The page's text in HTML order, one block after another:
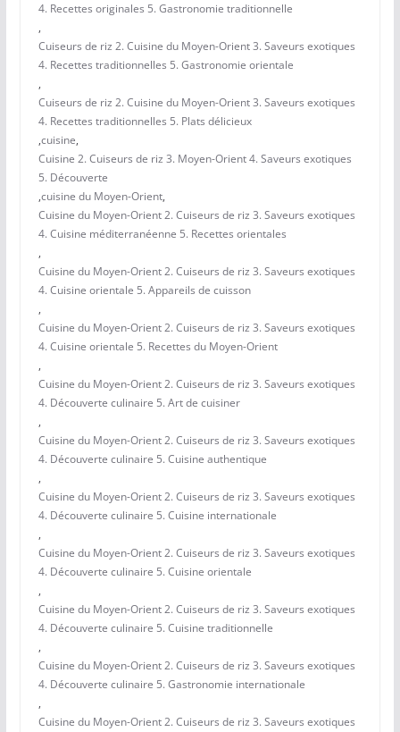
4. Recettes originales 5. Gastronomie traditionnelle
,
Cuiseurs de riz 2. Cuisine du Moyen-Orient 3. Saveurs exotiques
4. Recettes traditionnelles 5. Gastronomie orientale
,
Cuiseurs de riz 2. Cuisine du Moyen-Orient 3. Saveurs exotiques
4. Recettes traditionnelles 5. Plats délicieux
,cuisine,
Cuisine 2. Cuiseurs de riz 3. Moyen-Orient 4. Saveurs exotiques
5. Découverte
,cuisine du Moyen-Orient,
Cuisine du Moyen-Orient 2. Cuiseurs de riz 3. Saveurs exotiques
4. Cuisine méditerranéenne 5. Recettes orientales
,
Cuisine du Moyen-Orient 2. Cuiseurs de riz 3. Saveurs exotiques
4. Cuisine orientale 5. Appareils de cuisson
,
Cuisine du Moyen-Orient 2. Cuiseurs de riz 3. Saveurs exotiques
4. Cuisine orientale 5. Recettes du Moyen-Orient
,
Cuisine du Moyen-Orient 2. Cuiseurs de riz 3. Saveurs exotiques
4. Découverte culinaire 5. Art de cuisiner
,
Cuisine du Moyen-Orient 2. Cuiseurs de riz 3. Saveurs exotiques
4. Découverte culinaire 5. Cuisine authentique
,
Cuisine du Moyen-Orient 2. Cuiseurs de riz 3. Saveurs exotiques
4. Découverte culinaire 5. Cuisine internationale
,
Cuisine du Moyen-Orient 2. Cuiseurs de riz 3. Saveurs exotiques
4. Découverte culinaire 5. Cuisine orientale
,
Cuisine du Moyen-Orient 2. Cuiseurs de riz 3. Saveurs exotiques
4. Découverte culinaire 5. Cuisine traditionnelle
,
Cuisine du Moyen-Orient 2. Cuiseurs de riz 3. Saveurs exotiques
4. Découverte culinaire 5. Gastronomie internationale
,
Cuisine du Moyen-Orient 2. Cuiseurs de riz 3. Saveurs exotiques